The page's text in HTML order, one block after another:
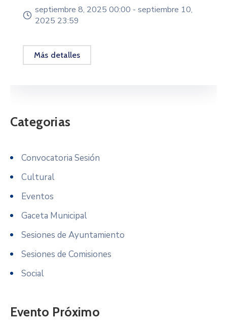
septiembre 8, 2025 00:00 - septiembre 10,
2025 23:59
Más detalles
Categorias
Convocatoria Sesión
Cultural
Eventos
Gaceta Municipal
Sesiones de Ayuntamiento
Sesiones de Comisiones
Social
Evento Próximo